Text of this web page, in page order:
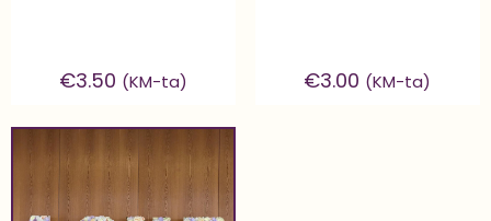
€3.50 (KM-ta) €3.00 (KM-ta)